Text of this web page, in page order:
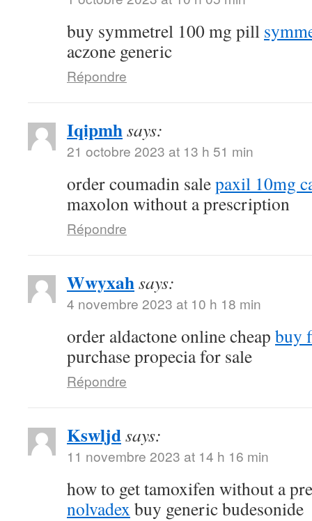
buy symmetrel 100 mg pill
aczone generic
Répondre
Iqipmhsays:
21 octobre 2023 at 13 h 51 min
order coumadin salepaxil 10mg
maxolon without a prescription
Répondre
Wwyxahsays:
4 novembre 2023 at 10 h 18 min
order aldactone online cheap buy
purchase propecia for sale
Répondre
Kswljdsays:
11 novembre 2023 at 14 h 16 min
how to get tamoxifen without a
nolvadex buy generic budesonide